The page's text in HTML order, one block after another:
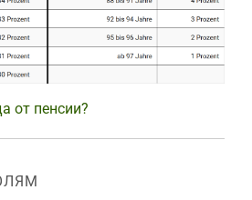
от пенсии?